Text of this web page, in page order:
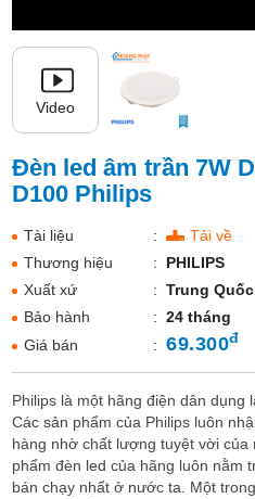
Video
Đèn led âm trần 7W
D100 Philips
Tài liệu :
Tải về
Thương hiệu
: PHILIPS
Xuất xứ
: Trung Quốc
Bảo hành
: 24 tháng
Giá bán
:69.300đ
Philips là một hãng điện dân dụng
Các sản phẩm của Philips luôn
hàng nhờ chất lượng tuyệt vời
phẩm đèn led của hãng luôn nằm
bán chạy nhất ở nước ta. Một